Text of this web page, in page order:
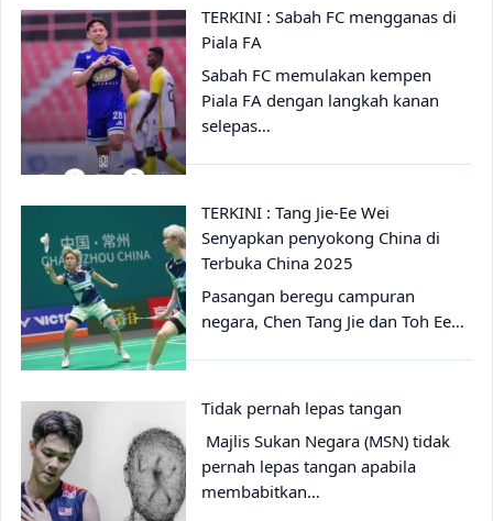
TERKINI : Sabah FC mengganas di
Piala FA
Sabah FC memulakan kempen
Piala FA dengan langkah kanan
selepas…
TERKINI : Tang Jie-Ee Wei
Senyapkan penyokong China di
Terbuka China 2025
Pasangan beregu campuran
negara, Chen Tang Jie dan Toh Ee…
Tidak pernah lepas tangan
Majlis Sukan Negara (MSN) tidak
pernah lepas tangan apabila
membabitkan…